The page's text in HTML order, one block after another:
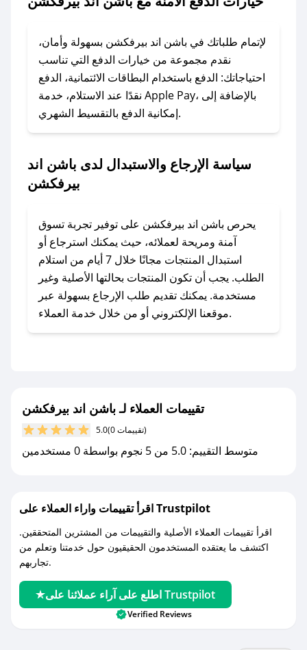
### ماذا أفعل إذا لم يعمل كود الخصم؟
الرسائل الخاصة على تويتر أو البريد الإلكتروني،
وسنقوم بحل المشكلة في أسرع وقت ممكن.
### ماذا أفعل إذا لم أجد كود خصم لمتجري
المفضل؟
في حال عدم توفر كوبونات لمتجرك المفضل، يمكنك
أسرع وقت ممكن.
باشن اند بيرفكشن؟
للحصول على كوبونات وخصومات حصرية، قم بما
يلي:
في تطبيق صحصح.
- تابع حسابنا الرسمي على تويتر وقم بتفعيل زر
لإتمام طلباتك في باشن اند بيرفكشن بسهولة وأمان،
نقدم مجموعة من خيارات الدفع التي تناسب
احتياجاتك: الدفع باستخدام البطاقات الائتمانية، الدفع
نقدًا عند الاستلام، خدمة Apple Pay، بالإضافة إلى
إمكانية الدفع بالتقسيط الشهري.
سياسة الإرجاع والاستبدال لدى باشن اند
بيرفكشن
يحرص باشن اند بيرفكشن على توفير تجربة تسوق
آمنة ومريحة لعملائه، حيث يمكنك استرجاع أو
استبدال المنتجات مجانًا خلال 7 أيام من استلام
الطلب. يجب أن تكون المنتجات بحالتها الأصلية وغير
مستخدمة. يمكنك تقديم طلب الإرجاع بسهولة عبر
موقعنا الإلكتروني أو من خلال خدمة العملاء.
تقييمات العملاء لـ باشن اند بيرفكشن
5.0 (0 تقييمات)
متوسط التقييم: 5.0 من 5 نجوم بواسطة 0 مستخدمين
اقرأ تقييمات واراء العملاء على Trustpilot
اقرأ تقييمات العملاء الأصلية والتقييمات من المشترين المتحققين.
اكتشف ما يعتقده المستخدمون الحقيقيون حول خدمتنا وتعلم من
تجاربهم.
اطلع على آراء عملائنا على Trustpilot
Verified Reviews